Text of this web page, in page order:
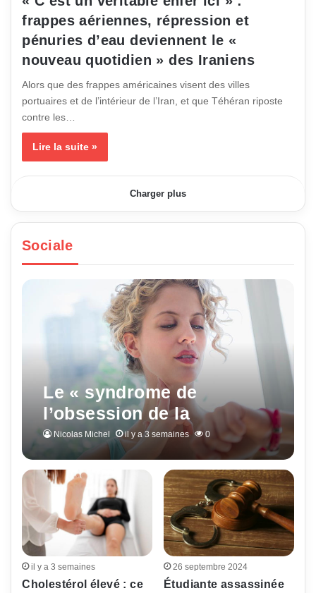
frappes aériennes, répression et
pénuries d’eau deviennent le «
nouveau quotidien » des Iraniens
Alors que des frappes américaines visent des villes
portuaires et de l’intérieur de l’Iran, et que Téhéran riposte
contre les…
Lire la suite »
Charger plus
Sociale
Le « syndrome de
l’obsession de la
longévité » en hausse :
ces signes qui doivent
alerter
Nicolas Michel il y a 3 semaines 0
il y a 3 semaines
Cholestérol élevé : ce
26 septembre 2024
Étudiante assassinée